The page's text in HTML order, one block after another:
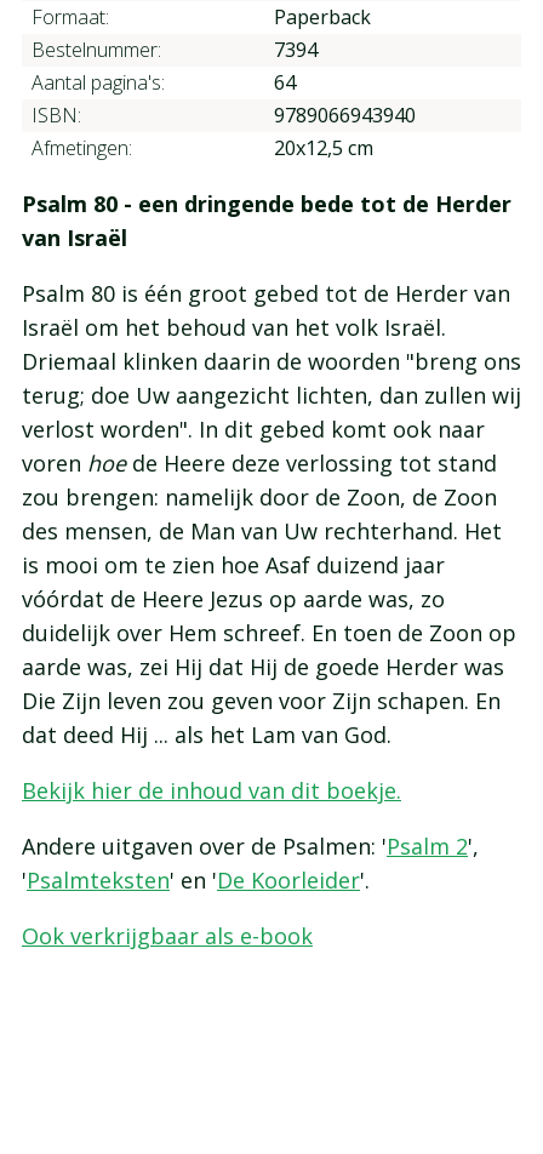
Formaat:
Paperback
Bestelnummer:
7394
Aantal pagina's:
64
ISBN:
9789066943940
Afmetingen:
20x12,5 cm
Psalm 80 - een dringende bede tot de Herder
van Israël
Psalm 80 is één groot gebed tot de Herder van
Israël om het behoud van het volk Israël.
Driemaal klinken daarin de woorden "breng ons
terug; doe Uw aangezicht lichten, dan zullen wij
verlost worden". In dit gebed komt ook naar
voren hoede Heere deze verlossing tot stand
zou brengen: namelijk door de Zoon, de Zoon
des mensen, de Man van Uw rechterhand. Het
is mooi om te zien hoe Asaf duizend jaar
vóórdat de Heere Jezus op aarde was, zo
duidelijk over Hem schreef. En toen de Zoon op
aarde was, zei Hij dat Hij de goede Herder was
Die Zijn leven zou geven voor Zijn schapen. En
dat deed Hij ... als het Lam van God.
Bekijk hier de inhoud van dit boekje.
Andere uitgaven over de Psalmen: 'Psalm 2',
'Psalmteksten' en 'De Koorleider'.
Ook verkrijgbaar als e-book